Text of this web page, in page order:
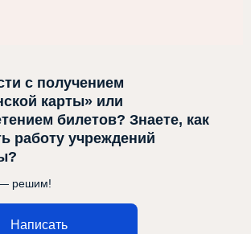
с получением
карты» или
билетов? Знаете, как
работу учреждений
решим!
Написать